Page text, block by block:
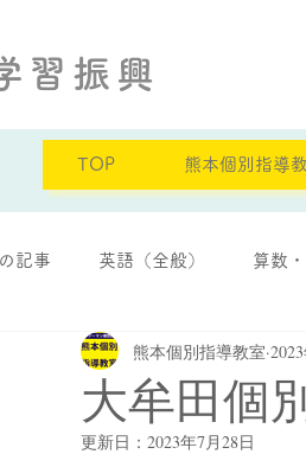
習振興
TOP 熊本個別指導
記事 英語（全般） 算数
定期テスト結果 自己肯定感・
大牟田個
熊本個別指導教室
更新日： 2023年7月28日